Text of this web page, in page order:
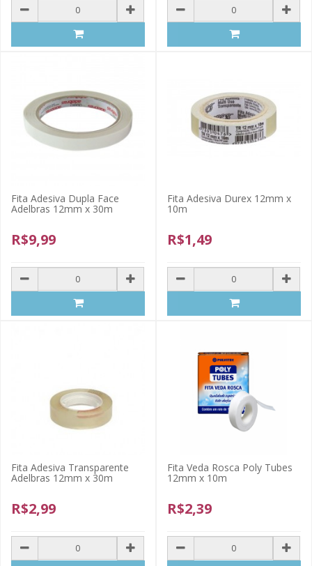
Fita Adesiva Dupla Face
Adelbras 12mm x 30m
R$9,99
Fita Adesiva Durex 12mm x
10m
R$1,49
Fita Adesiva Transparente
Adelbras 12mm x 30m
R$2,99
Fita Veda Rosca Poly Tubes
12mm x 10m
R$2,39